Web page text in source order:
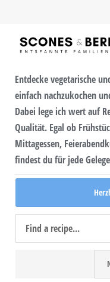
content
Entdecke vegetarische
einfach nachzukochen
Dabei lege ich wert auf
Qualität. Egal ob
Mittagessen,
findest du für jede